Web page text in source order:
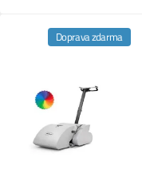
Doprava zdarma